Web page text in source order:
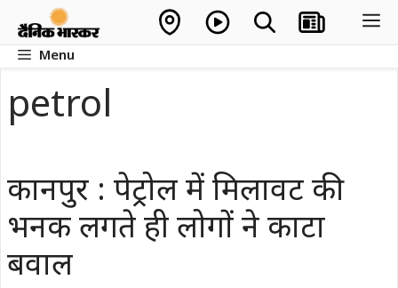
contentMenu
petrol
कानपुर : पेट्रोल में मिलावट की
भनक लगते ही लोगों ने काटा
बवाल